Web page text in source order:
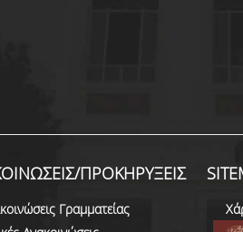
ΠΡΟΚΗΡΥΞΕΙΣ
Γραμματείας